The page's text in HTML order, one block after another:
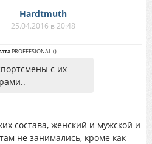
Hardtmuth
25.04.2016 в 20:48
PROFFESIONAL()
с их
состава, женский и мужской и
не занимались, кроме как